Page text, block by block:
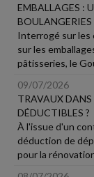
EMBALLAGES :
BOULANGERIES
Interrogé sur les
sur les
pâtisseries, le
09/07/2026
TRAVAUX
DÉDUCTIBLES ?
À l'issue d'un
déduction de
pour la